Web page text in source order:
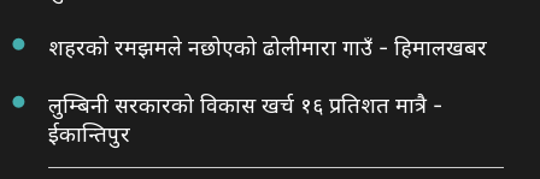
शहरको रमझमले नछोएको ढोलीमारा गाउँ - हिमालखबर
लुम्बिनी सरकारको विकास खर्च १६ प्रतिशत मात्रै -
ईकान्तिपुर